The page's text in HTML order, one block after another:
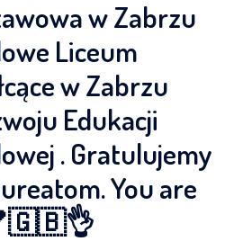
w Zabrzu
Liceum
w Zabrzu
Edukacji
. Gratulujemy
You are